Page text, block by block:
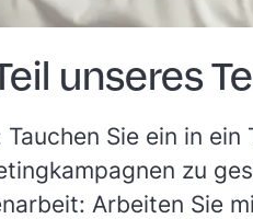
unseres
Tauchen Sie ein in
zu
Arbeiten Sie